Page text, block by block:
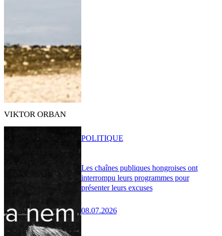
VIKTOR ORBAN
Les chaînes publiques hongroises ont
interrompu leurs programmes pour
présenter leurs excuses
08.07.2026
POLITIQUE